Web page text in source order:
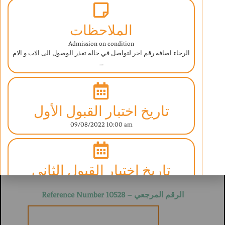
ABAQ AL ILM INTERNATIONAL SCHOOL
UNDER THE SUPERVISION OF THE MINISTRY OF EDUCATION
ESTABLISHED IN SEPT 2006 LICENSE NO. (520-4764)/(520-4762)
استمارة تسجيل بيانات طالب
Student Information Form
الرقم المرجعي – Reference Number 10528
الملاحظات
Admission on condition
الرجاء اضافة رقم اخر لتواصل في حالة تعذر الوصول الى الاب و الام
–
تاريخ اختبار القبول الأول
09/08/2022 10:00 am
تاريخ اختبار القبول الثاني